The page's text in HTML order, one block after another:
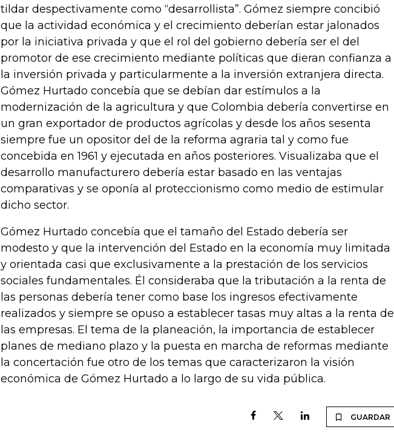
tildar despectivamente como “desarrollista”. Gómez siempre concibió
que la actividad económica y el crecimiento deberían estar jalonados
por la iniciativa privada y que el rol del gobierno debería ser el del
promotor de ese crecimiento mediante políticas que dieran confianza a
la inversión privada y particularmente a la inversión extranjera directa.
Gómez Hurtado concebía que se debían dar estímulos a la
modernización de la agricultura y que Colombia debería convertirse en
un gran exportador de productos agrícolas y desde los años sesenta
siempre fue un opositor del de la reforma agraria tal y como fue
concebida en 1961 y ejecutada en años posteriores. Visualizaba que el
desarrollo manufacturero debería estar basado en las ventajas
comparativas y se oponía al proteccionismo como medio de estimular
dicho sector.
Gómez Hurtado concebía que el tamaño del Estado debería ser
modesto y que la intervención del Estado en la economía muy limitada
y orientada casi que exclusivamente a la prestación de los servicios
sociales fundamentales. Él consideraba que la tributación a la renta de
las personas debería tener como base los ingresos efectivamente
realizados y siempre se opuso a establecer tasas muy altas a la renta de
las empresas. El tema de la planeación, la importancia de establecer
planes de mediano plazo y la puesta en marcha de reformas mediante
la concertación fue otro de los temas que caracterizaron la visión
económica de Gómez Hurtado a lo largo de su vida pública.
GUARDAR